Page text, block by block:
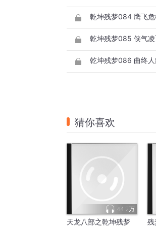
乾坤残梦084 鹰飞危
乾坤残梦085 侠气
乾坤残梦086 曲终人
猜你喜欢
44.2万
天龙八部之乾坤残梦
残